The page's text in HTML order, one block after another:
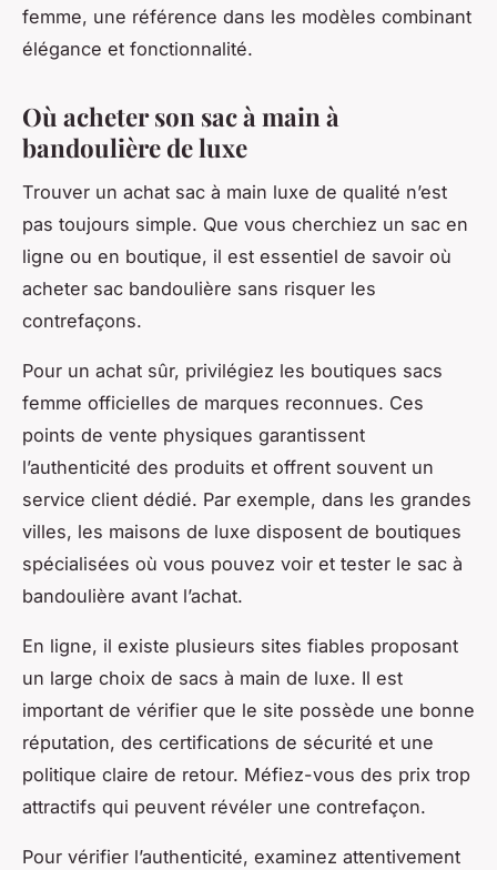
femme, une référence dans les modèles combinant
élégance et fonctionnalité.
Où acheter son sac à main à
bandoulière de luxe
Trouver un achat sac à main luxe de qualité n’est
pas toujours simple. Que vous cherchiez un sac en
ligne ou en boutique, il est essentiel de savoir où
acheter sac bandoulière sans risquer les
contrefaçons.
Pour un achat sûr, privilégiez les boutiques sacs
femme officielles de marques reconnues. Ces
points de vente physiques garantissent
l’authenticité des produits et offrent souvent un
service client dédié. Par exemple, dans les grandes
villes, les maisons de luxe disposent de boutiques
spécialisées où vous pouvez voir et tester le sac à
bandoulière avant l’achat.
En ligne, il existe plusieurs sites fiables proposant
un large choix de sacs à main de luxe. Il est
important de vérifier que le site possède une bonne
réputation, des certifications de sécurité et une
politique claire de retour. Méfiez-vous des prix trop
attractifs qui peuvent révéler une contrefaçon.
Pour vérifier l’authenticité, examinez attentivement